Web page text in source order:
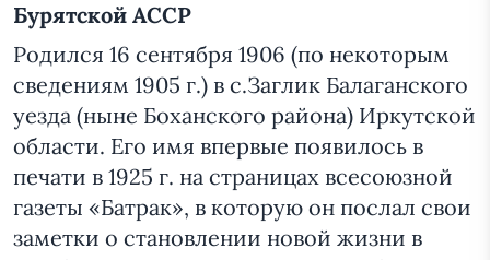
Бурятской АССР
Родился 16 сентября 1906 (по некоторым
сведениям 1905 г.) в с.Заглик Балаганского
уезда (ныне Боханского района) Иркутской
области. Его имя впервые появилось в
печати в 1925 г. на страницах всесоюзной
газеты «Батрак», в которую он послал свои
заметки о становлении новой жизни в